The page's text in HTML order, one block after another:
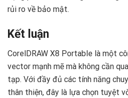
rủi ro về bảo mật.
Kết luận
CorelDRAW X8 Portable là một
vector mạnh mẽ mà không cần
tạp. Với đầy đủ các tính năng
thân thiện, đây là lựa chọn tuyệt